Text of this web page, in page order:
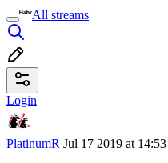
All streams
Login
PlatinumR Jul 17 2019 at 14:53